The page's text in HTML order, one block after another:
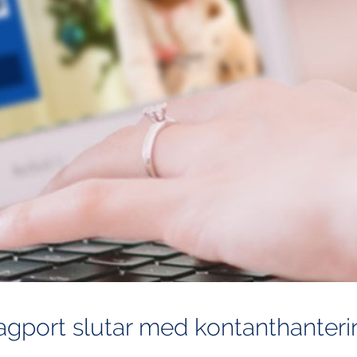
slutar med